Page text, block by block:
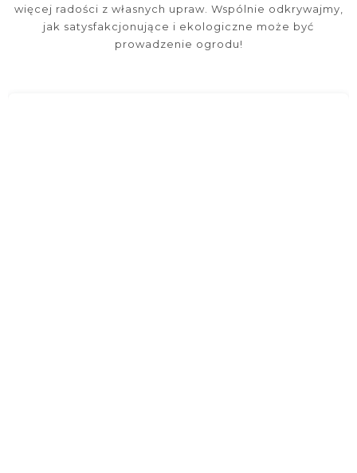
więcej radości z własnych upraw. Wspólnie odkrywajmy,
jak satysfakcjonujące i ekologiczne może być
prowadzenie ogrodu!